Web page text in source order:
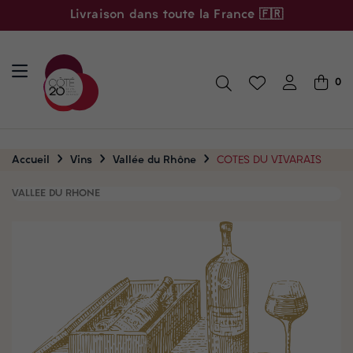
Livraison dans toute la France 🇫🇷
0
Accueil Vins Vallée du Rhône COTES DU VIVARAIS
VALLEE DU RHONE